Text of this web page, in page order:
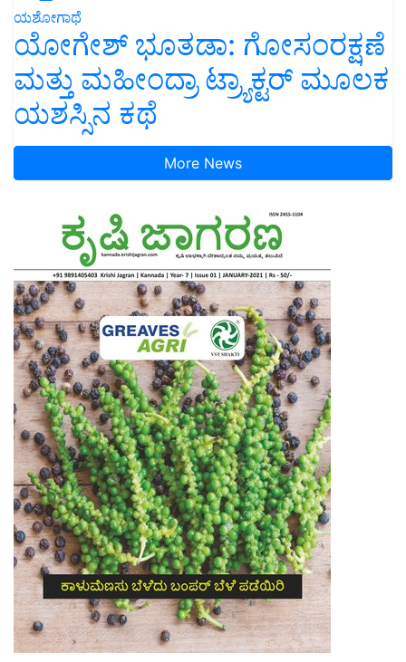
ಯಶೋಗಾಥೆ
ಯೋಗೇಶ್ ಭೂತಡಾ: ಗೋಸಂರಕ್ಷಣೆ
ಮತ್ತು ಮಹೀಂದ್ರಾ ಟ್ರ್ಯಾಕ್ಟರ್ ಮೂಲಕ
ಯಶಸ್ಸಿನ ಕಥೆ
More News